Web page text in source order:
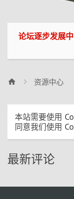
论坛逐步发展
资源中心
本站需要使用
同意我们使用
最新评论